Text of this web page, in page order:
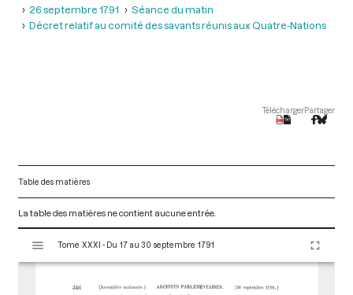
26 septembre 1791
Séance du matin
Décret relatif au comité des savants réunis aux Quatre-Nations
TéléchargerPartager
Table des matières
La table des matières ne contient aucune entrée.
s
Tome XXXI - Du 17 au 30 septembre 1791